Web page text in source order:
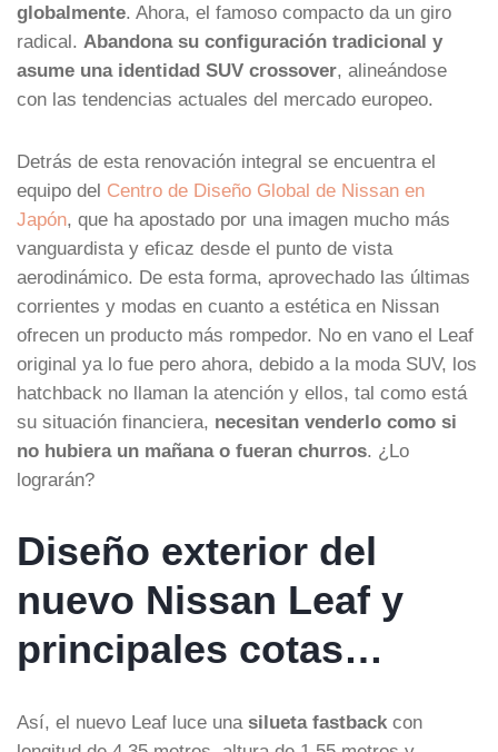
globalmente. Ahora, el famoso compacto da un giro
radical. Abandona su configuración tradicional y
asume una identidad SUV crossover, alineándose
con las tendencias actuales del mercado europeo.
Detrás de esta renovación integral se encuentra el
equipo del Centro de Diseño Global de Nissan en
Japón, que ha apostado por una imagen mucho más
vanguardista y eficaz desde el punto de vista
aerodinámico. De esta forma, aprovechado las últimas
corrientes y modas en cuanto a estética en Nissan
ofrecen un producto más rompedor. No en vano el Leaf
original ya lo fue pero ahora, debido a la moda SUV, los
hatchback no llaman la atención y ellos, tal como está
su situación financiera, necesitan venderlo como si
no hubiera un mañana o fueran churros. ¿Lo
lograrán?
Diseño exterior del
nuevo Nissan Leaf y
principales cotas…
Así, el nuevo Leaf luce una silueta fastback con